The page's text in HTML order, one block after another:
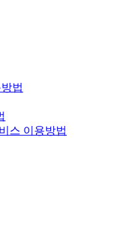
법
스 이용방법